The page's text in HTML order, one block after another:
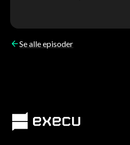
Se alle episoder